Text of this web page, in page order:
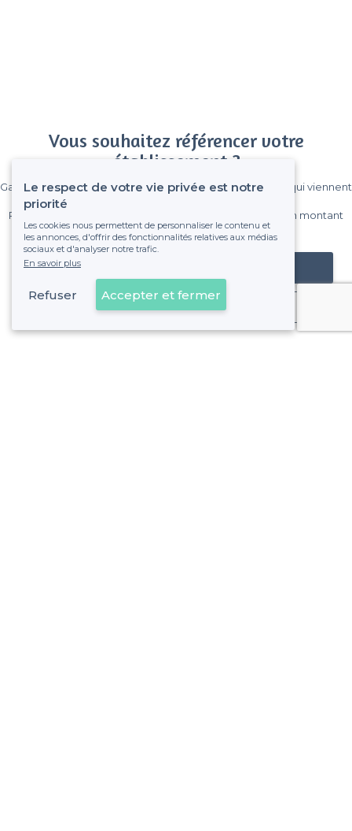
Vous souhaitez référencer votre
établissement ?
Gagnez de nombreux clients parmi le million de visiteurs qui viennent
Pas de commissions et sans engagement, vous payez un montant
fixe sans risque de voir déraper la facture.
Référencer mon établissement
Déjà client
Le respect de votre vie privée est notre
priorité
Les cookies nous permettent de personnaliser le contenu et
les annonces, d'offrir des fonctionnalités relatives aux médias
sociaux et d'analyser notre trafic.
En savoir plus
Refuser Accepter et fermer